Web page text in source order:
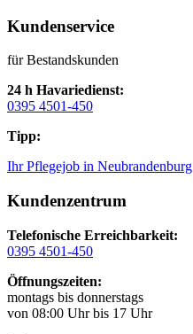
Kundenservice
für Bestandskunden
24 h Havariedienst:
0395 4501-450
Tipp:
Ihr Pflegejob in Neubrandenburg
Kundenzentrum
Telefonische Erreichbarkeit:
0395 4501-450
Öffnungszeiten:
montags bis donnerstags
von 08:00 Uhr bis 17 Uhr